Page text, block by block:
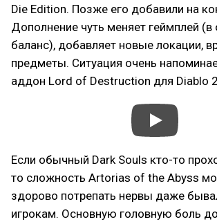
Die Edition. Позже его добавили на
Дополнение чуть меняет геймплей
баланс), добавляет новые локации,
предметы. Ситуация очень
аддон Lord of Destruction для Diablo
Если обычный Dark Souls кто-то
то сложность Artorias of the Abyss
здорово потрепать нервы даже
игрокам. Основную головную боль